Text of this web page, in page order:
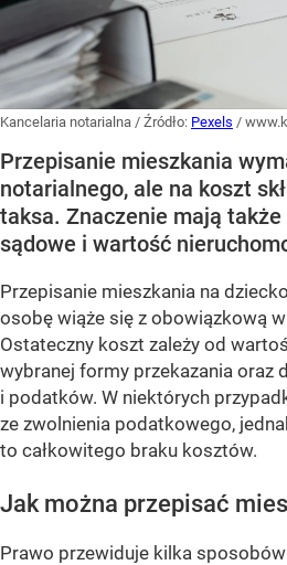
Kancelaria notarialna / Źródło: Pexels /
Przepisanie mieszkania
notarialnego, ale na koszt
taksa. Znaczenie mają także
sądowe i wartość
Przepisanie mieszkania na
osobę wiąże się z obowiązkową
Ostateczny koszt zależy od
wybranej formy przekazania oraz
i podatków. W niektórych
ze zwolnienia podatkowego,
to całkowitego braku kosztów.
Jak można przepisać
Prawo przewiduje kilka